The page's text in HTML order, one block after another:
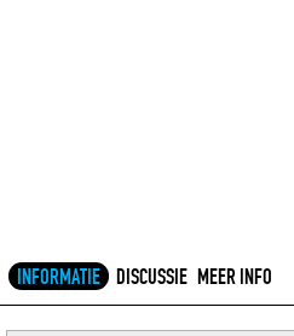
INFORMATIE DISCUSSIE MEER INFO